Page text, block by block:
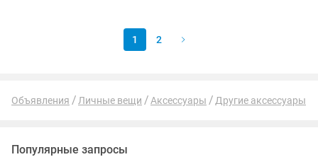
1 2
Объявления Личные вещи Аксессуары Другие аксессуары
Популярные запросы